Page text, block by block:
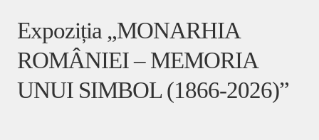
Expoziția „MONARHIA
ROMÂNIEI – MEMORIA
UNUI SIMBOL (1866-2026)”